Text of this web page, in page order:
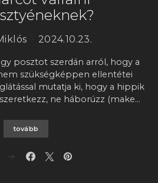
2024.10.23.
posztot szerdán arról, hogy a
szükségképpen ellentétei
mutatja ki, hogy a hippik
ne háborúzz (make…
tovább